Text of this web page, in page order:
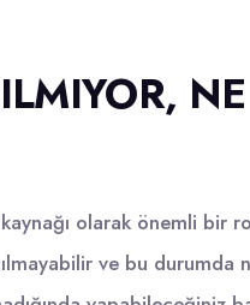
NE
olarak önemli bir
ve bu durumda